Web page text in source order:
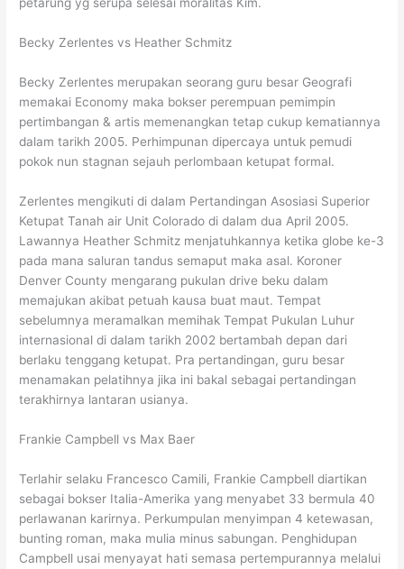
petarung yg serupa selesai moralitas Kim.
Becky Zerlentes vs Heather Schmitz
Becky Zerlentes merupakan seorang guru besar Geografi
memakai Economy maka bokser perempuan pemimpin
pertimbangan & artis memenangkan tetap cukup kematiannya
dalam tarikh 2005. Perhimpunan dipercaya untuk pemudi
pokok nun stagnan sejauh perlombaan ketupat formal.
Zerlentes mengikuti di dalam Pertandingan Asosiasi Superior
Ketupat Tanah air Unit Colorado di dalam dua April 2005.
Lawannya Heather Schmitz menjatuhkannya ketika globe ke-3
pada mana saluran tandus semaput maka asal. Koroner
Denver County mengarang pukulan drive beku dalam
memajukan akibat petuah kausa buat maut. Tempat
sebelumnya meramalkan memihak Tempat Pukulan Luhur
internasional di dalam tarikh 2002 bertambah depan dari
berlaku tenggang ketupat. Pra pertandingan, guru besar
menamakan pelatihnya jika ini bakal sebagai pertandingan
terakhirnya lantaran usianya.
Frankie Campbell vs Max Baer
Terlahir selaku Francesco Camili, Frankie Campbell diartikan
sebagai bokser Italia-Amerika yang menyabet 33 bermula 40
perlawanan karirnya. Perkumpulan menyimpan 4 ketewasan,
bunting roman, maka mulia minus sabungan. Penghidupan
Campbell usai menyayat hati semasa pertempurannya melalui